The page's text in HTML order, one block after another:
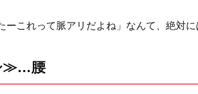
ーこれって脈アリだよね」なんて、絶対に
≫…腰